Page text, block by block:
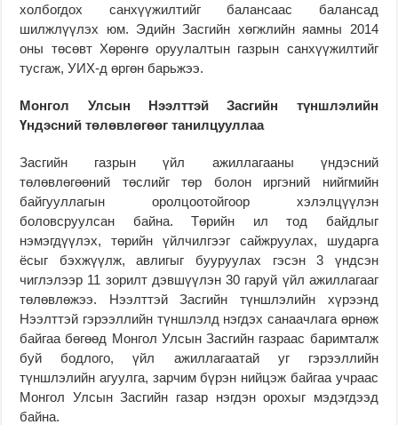
холбогдох санхүүжилтийг балансаас балансад
шилжлүүлэх юм. Эдийн Засгийн хөгжлийн яамны 2014
оны төсөвт Хөрөнгө оруулалтын газрын санхүүжилтийг
тусгаж, УИХ-д өргөн барьжээ.
Монгол Улсын Нээлттэй Засгийн түншлэлийн
Үндэсний төлөвлөгөөг танилцууллаа
Засгийн газрын үйл ажиллагааны үндэсний
төлөвлөгөөний төслийг төр болон иргэний нийгмийн
байгууллагын оролцоотойгоор хэлэлцүүлэн
боловсруулсан байна. Төрийн ил тод байдлыг
нэмэгдүүлэх, төрийн үйлчилгээг сайжруулах, шударга
ёсыг бэхжүүлж, авлигыг бууруулах гэсэн 3 үндсэн
чиглэлээр 11 зорилт дэвшүүлэн 30 гаруй үйл ажиллагааг
төлөвлөжээ. Нээлттэй Засгийн түншлэлийн хүрээнд
Нээлттэй гэрээллийн түншлэлд нэгдэх санаачлага өрнөж
байгаа бөгөөд Монгол Улсын Засгийн газраас баримталж
буй бодлого, үйл ажиллагаатай уг гэрээллийн
түншлэлийн агуулга, зарчим бүрэн нийцэж байгаа учраас
Монгол Улсын Засгийн газар нэгдэн орохыг мэдэгдээд
байна.